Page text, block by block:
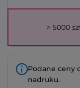
> 5000
Podane ceny
nadruku.